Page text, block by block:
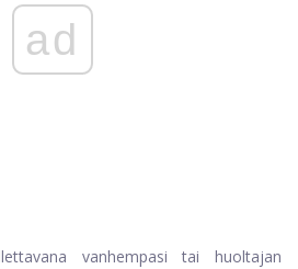
ad
vanhempasi tai huoltajan